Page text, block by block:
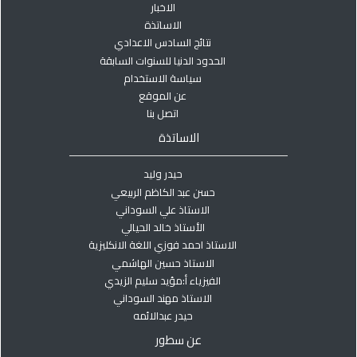
الاخبار
الاساتذة
نتائج السادس الاعدادي
الحدود الدنيا للسنوات السابقة
سياسة الاستخدام
عن الموقع
اتصل بنا
الاساتذة
حيدر وليد
حسن عبد الكاظم الربيعي
الاستاذ علي السوداني
الأستاذ خالد الحيالي
الاستاذ احمد فوزي اللغة الانكليزية
الاستاذ حسين الهاشمي
الفيزياء أ:مؤيد سليم الزيدي
الاستاذ مهند السوداني
حيدر عبدالائمه
عن سطور